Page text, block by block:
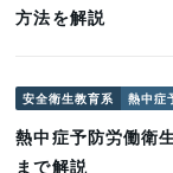
方法を解説
安全衛生教育系 熱中症
熱中症予防労働衛
まで解説